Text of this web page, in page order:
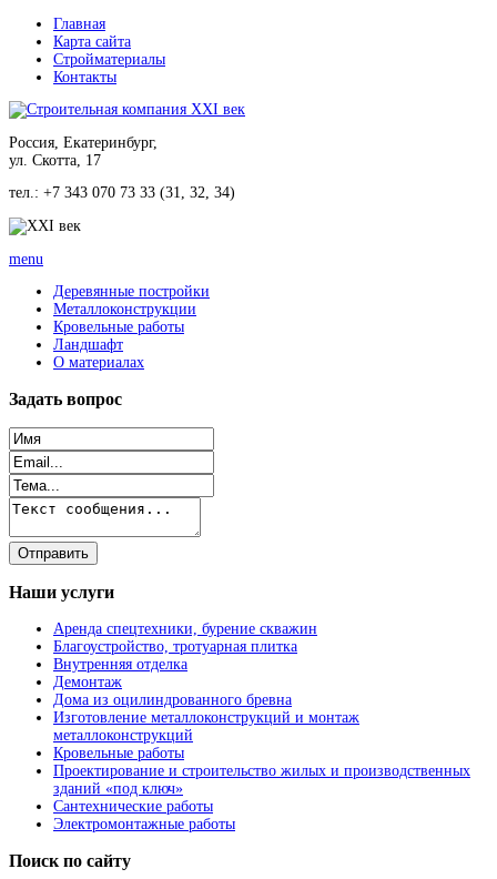
Главная
Карта сайта
Стройматериалы
Контакты
Россия, Екатеринбург,
ул. Скотта, 17
тел.: +7 343 070 73 33 (31, 32, 34)
menu
Деревянные постройки
Металлоконструкции
Кровельные работы
Ландшафт
О материалах
Задать вопрос
Наши услуги
Аренда спецтехники, бурение скважин
Благоустройство, тротуарная плитка
Внутренняя отделка
Демонтаж
Дома из оцилиндрованного бревна
Изготовление металлоконструкций и монтаж
металлоконструкций
Кровельные работы
Проектирование и строительство жилых и производственных
зданий «под ключ»
Сантехнические работы
Электромонтажные работы
Поиск по сайту